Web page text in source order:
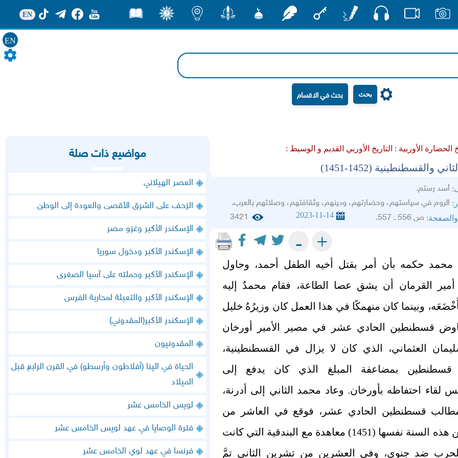
EN
EN
بحث
الحضارة الأوربية : التاريخ الأوربي القديم و الوسيط :
والقسطنطينية (1452-1451)
أسد رستم.
الروم في سياستهم، وحضارتهم، ودينهم، وثقافتهم، وصلاتهم بالعرب.
ص 556 ــ 557. 2023-11-14
3421
+
-
محمد حكمه بأن أمر بقتل أخيه الطفل أحمد، وحاول
أمير القرمان أن يشق عصا الطاعة، فقام محمدٌ إليه
وبينما كان منهمكًا في هذا العمل كان وزيرُهُ خليل
قسطنطين الحادي عشر في مصير الأمير أورخان
العثماني، الذي كان لا يزال في القسطنطينية،
بمضاعفة المبلغ الذي كان يدفع إلى
لقاء احتفاظه بأورخان. وعاد محمد الثاني إلى أدرنة،
قسطنطين الحادي عشر، فوقع في العاشر من
أيلول من هذه السنة نفسها (1451) معاهدة مع البندقية التي كانت
ضد جنوى، وفي العشرين من تشرين الثاني تمَّ
مواضيع ذات صلة
العصر الهيلاني
الزحف على الشرق الأقصى والعودة إلى الوطن
الإسكندر الأكبر وغزو مصر
الإسكندر الأكبر ودخول سوريا
الإسكندر الأكبر وحملته على آسيا الصغرى
الإسكندر الأكبر والتعبئة لمحاربة الفرس
الإسكندر الأكبر(المقدوني)
المقدونيون
الحياة في اثينا (أفلاطون وأرسطو) في القرن الرابع قبل
الميلاد
لويس الخامس عشر
فترة الوصايا في عهد لويس الخامس عشر
فرنسا في عهد لوي الخامس عشر